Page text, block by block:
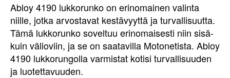
Abloy 4190 lukkorunko on erinomainen valinta
niille, jotka arvostavat kestävyyttä ja turvallisuutta.
Tämä lukkorunko soveltuu erinomaisesti niin sisä-
kuin välioviin, ja se on saatavilla Motonetista. Abloy
4190 lukkorungolla varmistat kotisi turvallisuuden
ja luotettavuuden.